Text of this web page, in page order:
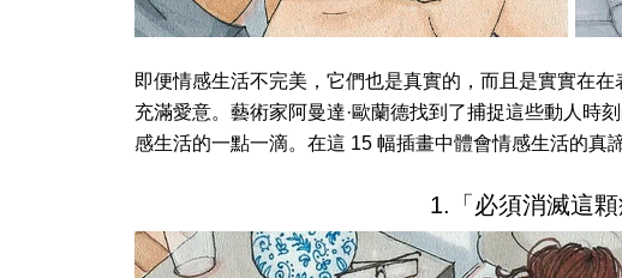
即便情感生活不完美，它們也是真實的，而且是實實在
充滿愛意。藝術家阿曼達·歐蘭德找到了捕捉這些動人
感生活的一點一滴。在這 15 幅插畫中體會情感生活的真諦
1.「必須消滅這顆